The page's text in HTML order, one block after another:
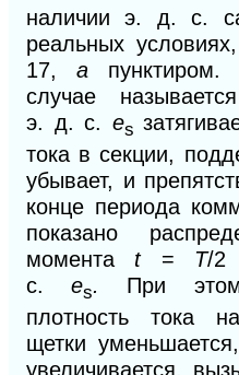
наличии э. д. с.
реальных
17, а пунктиром.
случае
э. д. с. es
тока в секции,
убывает, и
конце периода
показано
момента t = T/2
с.es. При
плотность тока
щетки
увеличивается,